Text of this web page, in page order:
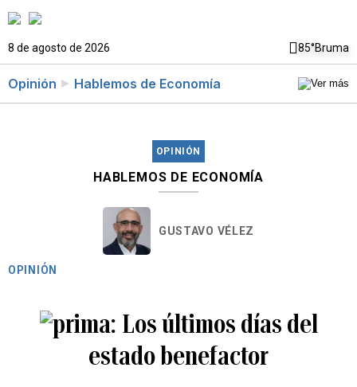
8 de agosto de 2026 85°Bruma
Opinión Hablemos de Economía
OPINIÓN
HABLEMOS DE ECONOMÍA
GUSTAVO VÉLEZ
OPINIÓN
Los últimos días del
estado benefactor